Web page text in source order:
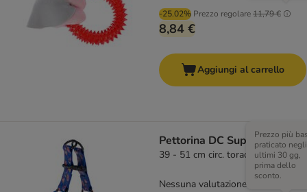
-25.02% Prezzo regolare11,79 €
8,84 €
Aggiungi al carrello
Pettorina DC Superman, blu
39 - 51 cm circ. torace
Prezzo più
praticato negli
ultimi 30 gg,
prima dello
sconto.
Nessuna valutazione